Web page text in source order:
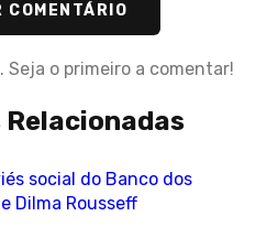
COMENTÁRIO
o primeiro a comentar!